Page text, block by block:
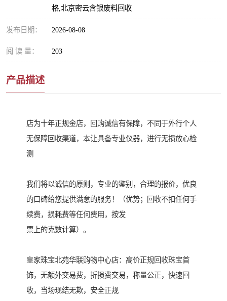
格,北京密云含银废料回收
发布日期： 2026-08-08
阅 读 量： 203
产品描述
店为十年正规金店，回购诚信有保障，不同于外行个人
无保障回收渠道，本让具备专业仪器，进行无损放心检
测
我们将以诚信的原则，专业的鉴别，合理的报价，优良
的口碑给您提供满意的服务！（优势；回收不扣任何手
续费，损耗费等任何费用，按发
票上的克数计算）。
皇家珠宝北苑华联购物中心店：高价正规回收珠宝首
饰，无额外交易费，折损费交易，称量公正，快速回
收，当场现结无欺，安全正规